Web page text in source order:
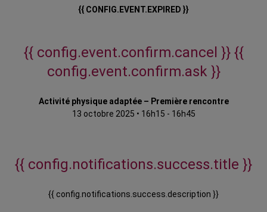
{{ CONFIG.EVENT.EXPIRED }}
{{ config.event.confirm.cancel }} {{
config.event.confirm.ask }}
Activité physique adaptée – Première rencontre
13 octobre 2025 • 16h15 - 16h45
{{ config.notifications.success.title }}
{{ config.notifications.success.description }}